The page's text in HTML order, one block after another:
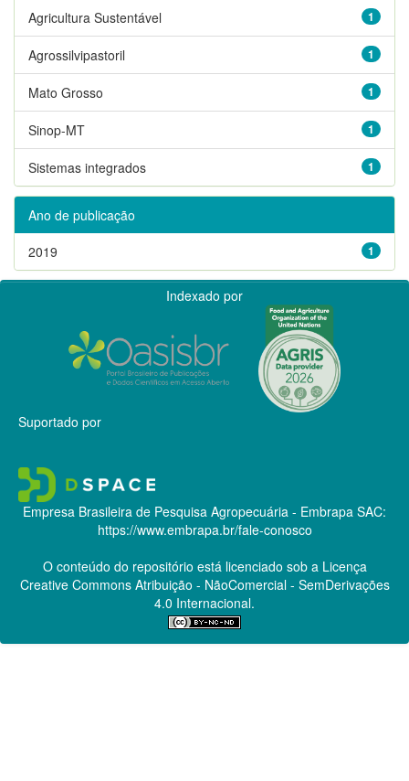
1
Agricultura Sustentável
1
Agrossilvipastoril
1
Mato Grosso
1
Sinop-MT
1
Sistemas integrados
Ano de publicação
1
2019
Indexado por
Suportado por
Empresa Brasileira de Pesquisa Agropecuária - Embrapa SAC:
https://www.embrapa.br/fale-conosco
O conteúdo do repositório está licenciado sob a Licença
Creative CommonsAtribuição - NãoComercial - SemDerivações
4.0 Internacional.